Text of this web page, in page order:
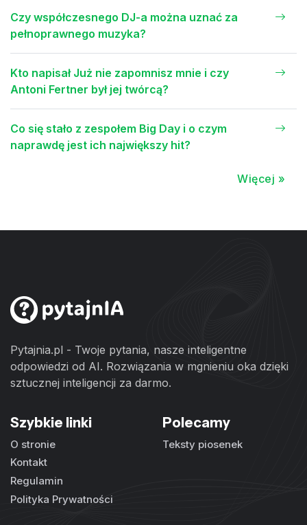
Czy współczesnego DJ-a można uznać za
pełnoprawnego muzyka?
Kto napisał Już nie zapomnisz mnie i czy
Antoni Fertner był jej twórcą?
Co się stało z zespołem Big Day i o czym
naprawdę jest ich największy hit?
Więcej »
Pytajnia.pl - Twoje pytania, nasze inteligentne
odpowiedzi od AI. Rozwiązania w mgnieniu oka dzięki
sztucznej inteligencji za darmo.
Szybkie linki
O stronie
Kontakt
Regulamin
Polityka Prywatności
Polecamy
Teksty piosenek